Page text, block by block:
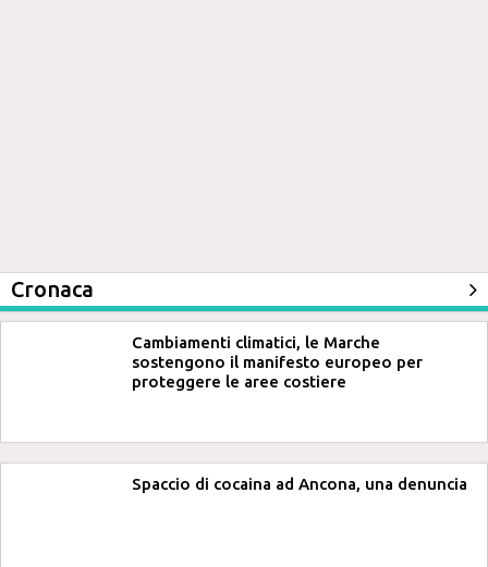
Cronaca
Cambiamenti climatici, le Marche
sostengono il manifesto europeo per
proteggere le aree costiere
Spaccio di cocaina ad Ancona, una denuncia